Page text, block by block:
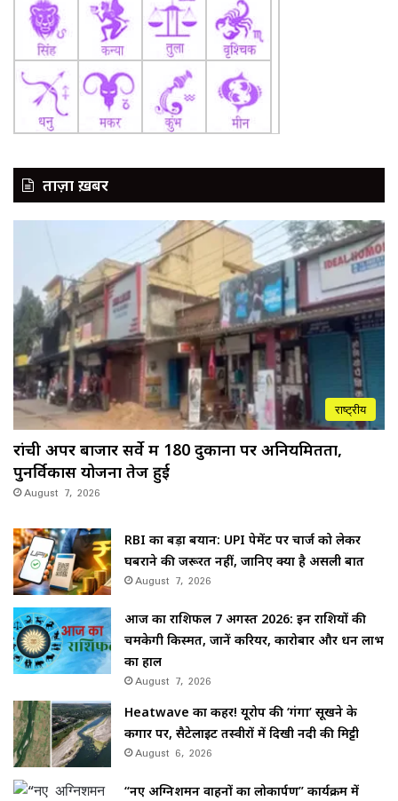
ताज़ा ख़बर
राष्ट्रीय
रांची अपर बाजार सर्वे में 180 दुकानों पर अनियमितता,
पुनर्विकास योजना तेज हुई
August 7, 2026
RBI का बड़ा बयान: UPI पेमेंट पर चार्ज को लेकर
घबराने की जरूरत नहीं, जानिए क्या है असली बात
August 7, 2026
आज का राशिफल 7 अगस्त 2026: इन राशियों की
चमकेगी किस्मत, जानें करियर, कारोबार और धन लाभ
का हाल
August 7, 2026
Heatwave का कहर! यूरोप की ‘गंगा’ सूखने के
कगार पर, सैटेलाइट तस्वीरों में दिखी नदी की मिट्टी
August 6, 2026
“नए अग्निशमन वाहनों का लोकार्पण” कार्यक्रम में